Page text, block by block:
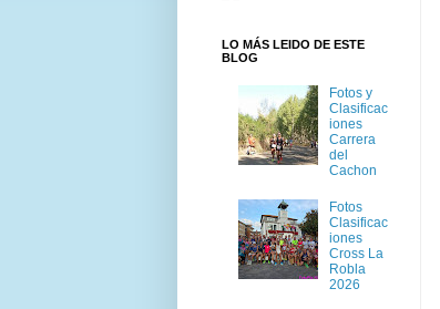
LO MÁS LEIDO DE ESTE
BLOG
Fotos y
Clasificac
iones
Carrera
del
Cachon
Fotos
Clasificac
iones
Cross La
Robla
2026